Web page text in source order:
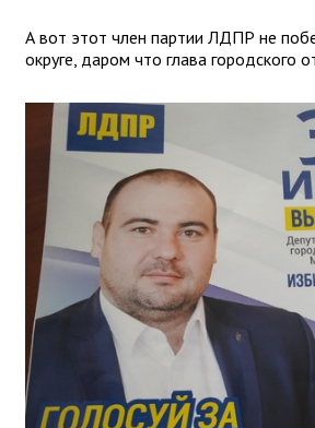
А вот этот член партии ЛДПР не
округе, даром что глава городского